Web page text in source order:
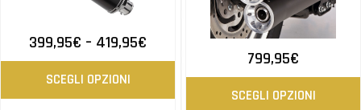
399,95€ – 419,95€
SCEGLI OPZIONI
799,95€
SCEGLI OPZIONI